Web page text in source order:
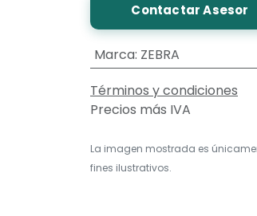
Contactar Asesor
Marca: ZEBRA
Términos y condiciones
Precios más IVA
La imagen mostrada es
fines ilustrativos.